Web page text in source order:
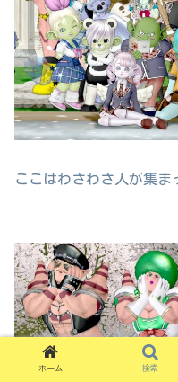
ここはわさわさ人が集ま
ホーム 検索